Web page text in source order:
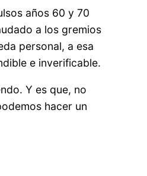
años 60 y 70
a los gremios
personal, a esa
e inverificable.
Y es que, no
hacer un